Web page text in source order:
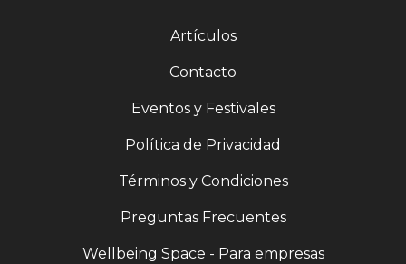
Artículos
Contacto
Eventos y Festivales
Política de Privacidad
Términos y Condiciones
Preguntas Frecuentes
Wellbeing Space - Para empresas